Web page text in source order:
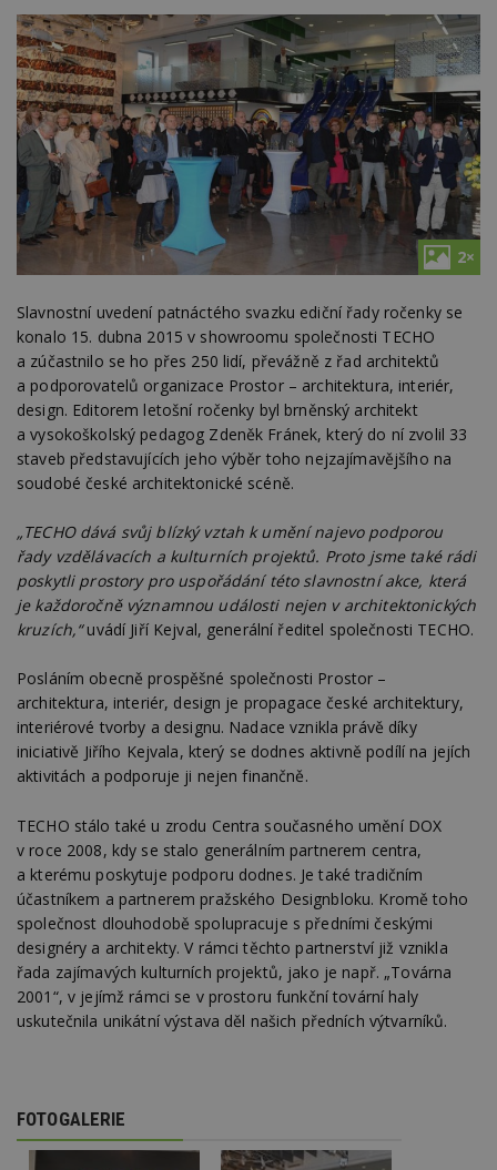
2×
Slavnostní uvedení patnáctého svazku ediční řady ročenky se
konalo 15. dubna 2015 v showroomu společnosti TECHO
a zúčastnilo se ho přes 250 lidí, převážně z řad architektů
a podporovatelů organizace Prostor – architektura, interiér,
design. Editorem letošní ročenky byl brněnský architekt
a vysokoškolský pedagog Zdeněk Fránek, který do ní zvolil 33
staveb představujících jeho výběr toho nejzajímavějšího na
soudobé české architektonické scéně.
„TECHO dává svůj blízký vztah k umění najevo podporou
řady vzdělávacích a kulturních projektů. Proto jsme také rádi
poskytli prostory pro uspořádání této slavnostní akce, která
je každoročně významnou události nejen v architektonických
kruzích,“uvádí Jiří Kejval, generální ředitel společnosti TECHO.
Posláním obecně prospěšné společnosti Prostor –
architektura, interiér, design je propagace české architektury,
interiérové tvorby a designu. Nadace vznikla právě díky
iniciativě Jiřího Kejvala, který se dodnes aktivně podílí na jejích
aktivitách a podporuje ji nejen finančně.
TECHO stálo také u zrodu Centra současného umění DOX
v roce 2008, kdy se stalo generálním partnerem centra,
a kterému poskytuje podporu dodnes. Je také tradičním
účastníkem a partnerem pražského Designbloku. Kromě toho
společnost dlouhodobě spolupracuje s předními českými
designéry a architekty. V rámci těchto partnerství již vznikla
řada zajímavých kulturních projektů, jako je např. „Továrna
2001“, v jejímž rámci se v prostoru funkční tovární haly
uskutečnila unikátní výstava děl našich předních výtvarníků.
FOTOGALERIE